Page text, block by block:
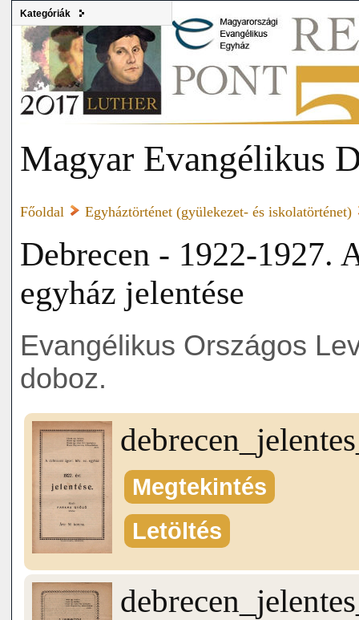
Kategóriák
Magyar Evangélikus
Főoldal Egyháztörténet (gyülekezet- és iskolatörténet)
Debrecen - 1922-1927.
egyház jelentése
Evangélikus Országos
doboz.
Megtekintés
Letöltés